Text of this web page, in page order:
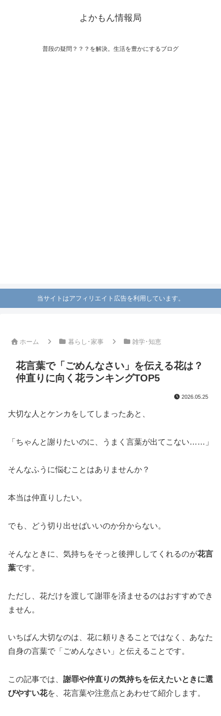
よかもん情報局
普段の疑問？？？を解決。生活を豊かにするブログ
当サイトはアフィリエイト広告を利用しています。
ホーム 暮らし･家事 雑学･知恵
花言葉で「ごめんなさい」を伝える花は？
仲直りに向く花ランキングTOP5
2026.05.25
大切な人とケンカをしてしまったあと、
「ちゃんと謝りたいのに、うまく言葉が出てこない……」
そんなふうに悩むことはありませんか？
本当は仲直りしたい。
でも、どう切り出せばいいのか分からない。
そんなときに、気持ちをそっと後押ししてくれるのが花言
葉です。
ただし、花だけを渡して謝罪を済ませるのはおすすめでき
ません。
いちばん大切なのは、花に頼りきることではなく、あなた
自身の言葉で「ごめんなさい」と伝えることです。
この記事では、 謝罪や仲直りの気持ちを伝えたいときに選
びやすい花を、花言葉や注意点とあわせて紹介します。